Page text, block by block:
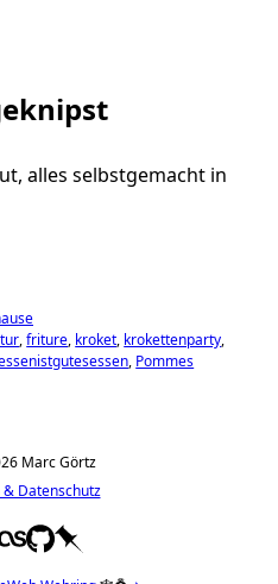
alles selbstgemacht in
friture kroket krokettenparty
Pommes
Marc Görtz
Datenschutz